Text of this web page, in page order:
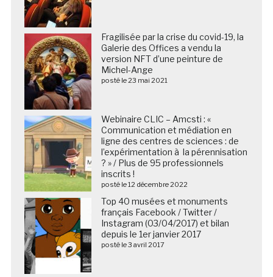
Fragilisée par la crise du covid-19, la
Galerie des Offices a vendu la
version NFT d’une peinture de
Michel-Ange
posté le 23 mai 2021
Webinaire CLIC – Amcsti : «
Communication et médiation en
ligne des centres de sciences : de
l’expérimentation à la pérennisation
? » / Plus de 95 professionnels
inscrits !
posté le 12 décembre 2022
Top 40 musées et monuments
français Facebook / Twitter /
Instagram (03/04/2017) et bilan
depuis le 1er janvier 2017
posté le 3 avril 2017